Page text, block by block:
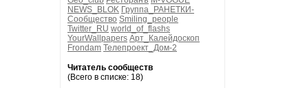
NEWS_BLOK Группа_РАНЕТКИ-
Сообщество Smiling_people
Twitter_RU world_of_flashs
YourWallpapers Арт_Калейдоскоп
Frondam Телепроект_Дом-2
Читатель сообществ
(Всего в списке: 18)